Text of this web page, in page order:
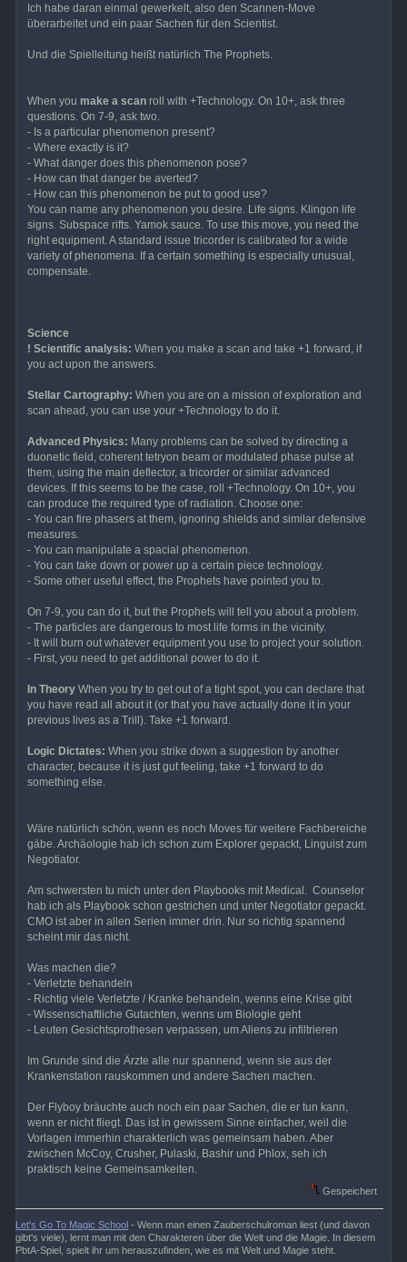
Ich habe daran einmal gewerkelt, also den Scannen-Move
überarbeitet und ein paar Sachen für den Scientist.
Und die Spielleitung heißt natürlich The Prophets.
When you make a scanroll with +Technology. On 10+, ask three
questions. On 7-9, ask two.
- Is a particular phenomenon present?
- Where exactly is it?
- What danger does this phenomenon pose?
- How can that danger be averted?
- How can this phenomenon be put to good use?
You can name any phenomenon you desire. Life signs. Klingon life
signs. Subspace rifts. Yamok sauce. To use this move, you need the
right equipment. A standard issue tricorder is calibrated for a wide
variety of phenomena. If a certain something is especially unusual,
compensate.
Science
! Scientific analysis: When you make a scan and take +1 forward, if
you act upon the answers.
Stellar Cartography: When you are on a mission of exploration and
scan ahead, you can use your +Technology to do it.
Advanced Physics: Many problems can be solved by directing a
duonetic field, coherent tetryon beam or modulated phase pulse at
them, using the main deflector, a tricorder or similar advanced
devices. If this seems to be the case, roll +Technology. On 10+, you
can produce the required type of radiation. Choose one:
- You can fire phasers at them, ignoring shields and similar defensive
measures.
- You can manipulate a spacial phenomenon.
- You can take down or power up a certain piece technology.
- Some other useful effect, the Prophets have pointed you to.
On 7-9, you can do it, but the Prophets will tell you about a problem.
- The particles are dangerous to most life forms in the vicinity.
- It will burn out whatever equipment you use to project your solution.
- First, you need to get additional power to do it.
In TheoryWhen you try to get out of a tight spot, you can declare that
you have read all about it (or that you have actually done it in your
previous lives as a Trill). Take +1 forward.
Logic Dictates: When you strike down a suggestion by another
character, because it is just gut feeling, take +1 forward to do
something else.
Wäre natürlich schön, wenn es noch Moves für weitere Fachbereiche
gäbe. Archäologie hab ich schon zum Explorer gepackt, Linguist zum
Negotiator.
Am schwersten tu mich unter den Playbooks mit Medical. Counselor
hab ich als Playbook schon gestrichen und unter Negotiator gepackt.
CMO ist aber in allen Serien immer drin. Nur so richtig spannend
scheint mir das nicht.
Was machen die?
- Verletzte behandeln
- Richtig viele Verletzte / Kranke behandeln, wenns eine Krise gibt
- Wissenschaftliche Gutachten, wenns um Biologie geht
- Leuten Gesichtsprothesen verpassen, um Aliens zu infiltrieren
Im Grunde sind die Ärzte alle nur spannend, wenn sie aus der
Krankenstation rauskommen und andere Sachen machen.
Der Flyboy bräuchte auch noch ein paar Sachen, die er tun kann,
wenn er nicht fliegt. Das ist in gewissem Sinne einfacher, weil die
Vorlagen immerhin charakterlich was gemeinsam haben. Aber
zwischen McCoy, Crusher, Pulaski, Bashir und Phlox, seh ich
praktisch keine Gemeinsamkeiten.
Gespeichert
Let's Go To Magic School - Wenn man einen Zauberschulroman liest (und davon
gibt's viele), lernt man mit den Charakteren über die Welt und die Magie. In diesem
PbtA-Spiel, spielt ihr um herauszufinden, wie es mit Welt und Magie steht.